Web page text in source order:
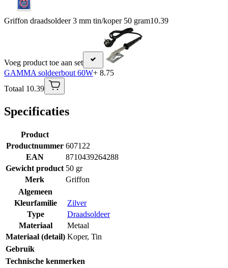
Griffon draadsoldeer 3 mm tin/koper 50 gram10.39
Voeg product toe aan set
GAMMA soldeerbout 60W+ 8.75
Totaal 10.39
Specificaties
Product
Productnummer 607122
EAN
8710439264288
Gewicht product 50 gr
Merk
Griffon
Algemeen
Kleurfamilie
Zilver
Type
Draadsoldeer
Materiaal
Metaal
Materiaal (detail) Koper, Tin
Gebruik
Technische kenmerken